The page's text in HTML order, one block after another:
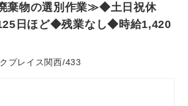
お気軽にご相談ください
棄物の選別作業≫◆土日祝休
日ほど◆残業なし◆時給1,420
プレイス関西/433